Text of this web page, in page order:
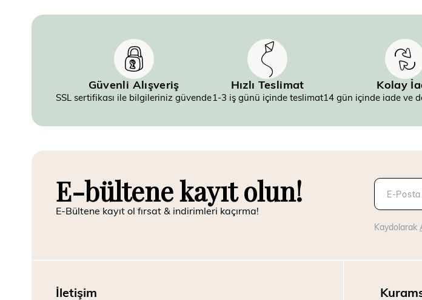
Güvenli Alışveriş
SSL sertifikası ile bilgileriniz güvende
Hızlı Teslimat
1-3 iş günü içinde teslimat
Kolay
14 gün içinde iade ve
E-bültene kayıt olun!
E-Bültene kayıt ol fırsat & indirimleri kaçırma!
Kaydolarak
İletişim